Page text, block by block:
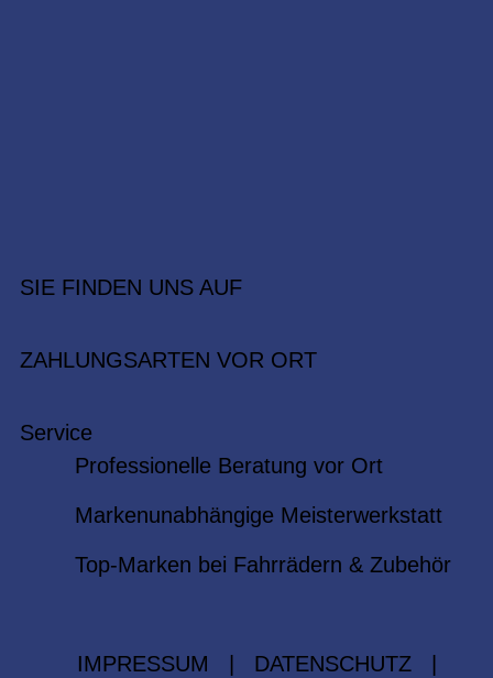
SIE FINDEN UNS AUF
ZAHLUNGSARTEN VOR ORT
Service
Professionelle Beratung vor Ort
Markenunabhängige Meisterwerkstatt
Top-Marken bei Fahrrädern & Zubehör
IMPRESSUM DATENSCHUTZ